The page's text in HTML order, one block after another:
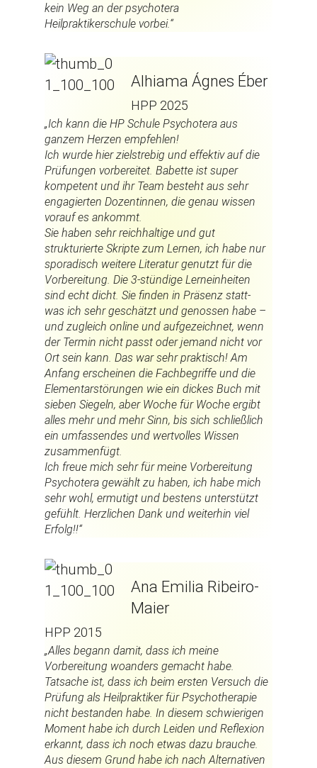
kein Weg an der psychotera
Heilpraktikerschule vorbei.“
Alhiama Ágnes Éber
HPP 2025
„Ich kann die HP Schule Psychotera aus
ganzem Herzen empfehlen!
Ich wurde hier zielstrebig und effektiv auf die
Prüfungen vorbereitet. Babette ist super
kompetent und ihr Team besteht aus sehr
engagierten Dozentinnen, die genau wissen
vorauf es ankommt.
Sie haben sehr reichhaltige und gut
strukturierte Skripte zum Lernen, ich habe nur
sporadisch weitere Literatur genutzt für die
Vorbereitung. Die 3-stündige Lerneinheiten
sind echt dicht. Sie finden in Präsenz statt-
was ich sehr geschätzt und genossen habe –
und zugleich online und aufgezeichnet, wenn
der Termin nicht passt oder jemand nicht vor
Ort sein kann. Das war sehr praktisch! Am
Anfang erscheinen die Fachbegriffe und die
Elementarstörungen wie ein dickes Buch mit
sieben Siegeln, aber Woche für Woche ergibt
alles mehr und mehr Sinn, bis sich schließlich
ein umfassendes und wertvolles Wissen
zusammenfügt.
Ich freue mich sehr für meine Vorbereitung
Psychotera gewählt zu haben, ich habe mich
sehr wohl, ermutigt und bestens unterstützt
gefühlt. Herzlichen Dank und weiterhin viel
Erfolg!!“
Ana Emilia Ribeiro-
Maier
HPP 2015
„Alles begann damit, dass ich meine
Vorbereitung woanders gemacht habe.
Tatsache ist, dass ich beim ersten Versuch die
Prüfung als Heilpraktiker für Psychotherapie
nicht bestanden habe. In diesem schwierigen
Moment habe ich durch Leiden und Reflexion
erkannt, dass ich noch etwas dazu brauche.
Aus diesem Grund habe ich nach Alternativen